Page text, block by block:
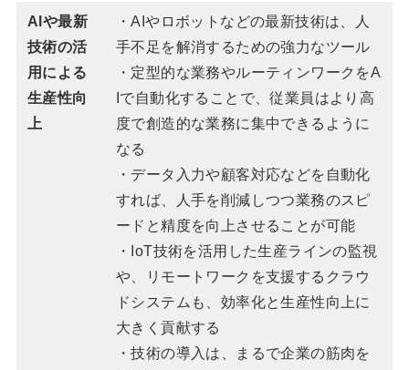
AIや最新
技術の活
用による
生産性向
上
・AIやロボットなどの最新技術は、人
手不足を解消するための強力なツール
・定型的な業務やルーティンワークをA
Iで自動化することで、従業員はより高
度で創造的な業務に集中できるように
なる
・データ入力や顧客対応などを自動化
すれば、人手を削減しつつ業務のスピ
ードと精度を向上させることが可能
・IoT技術を活用した生産ラインの監視
や、リモートワークを支援するクラウ
ドシステムも、効率化と生産性向上に
大きく貢献する
・技術の導入は、まるで企業の筋肉を